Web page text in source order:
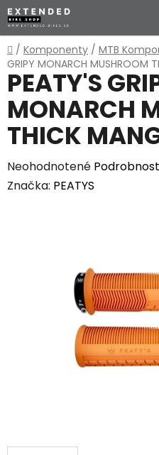
Prejsť
na
obsah
Domov
/ Komponenty / MTB
GRIPY MONARCH MUSHROOM
PEATY'S
MONARCH
THICK
Priemerné
hodnotenie
Neohodnotené
Značka: PEATYS